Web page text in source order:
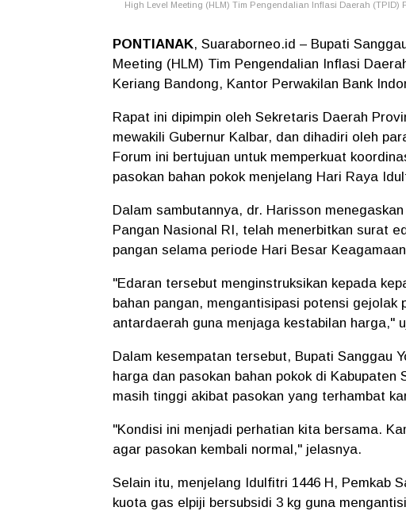
High Level Meeting (HLM) Tim Pengendalian Inflasi Daerah (TPID)
PONTIANAK, Suaraborneo.id – Bupati
Meeting (HLM) Tim Pengendalian Inflasi
Keriang Bandong, Kantor Perwakilan Bank
Rapat ini dipimpin oleh Sekretaris Daerah
mewakili Gubernur Kalbar, dan dihadiri oleh
Forum ini bertujuan untuk memperkuat
pasokan bahan pokok menjelang Hari Raya
Dalam sambutannya, dr. Harisson
Pangan Nasional RI, telah menerbitkan surat
pangan selama periode Hari Besar
"Edaran tersebut menginstruksikan kepada
bahan pangan, mengantisipasi potensi
antardaerah guna menjaga kestabilan harga,"
Dalam kesempatan tersebut, Bupati Sanggau
harga dan pasokan bahan pokok di
masih tinggi akibat pasokan yang terhambat
"Kondisi ini menjadi perhatian kita bersama.
agar pasokan kembali normal," jelasnya.
Selain itu, menjelang Idulfitri 1446 H, Pemkab
kuota gas elpiji bersubsidi 3 kg guna